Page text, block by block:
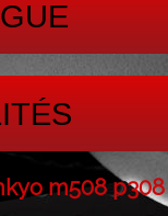
m508 p308